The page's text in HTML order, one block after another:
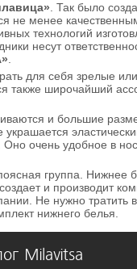
. Так было
не менее
технологий
несут
для себя зрелые
широчайший
и большие
очень удобное в
группа. Нижнее
и производит
Не нужно тратить
нижнего белья.
Milavitsa